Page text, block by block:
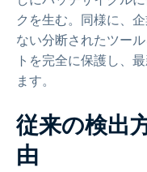
クを生む。同様に、
ない分断されたツー
トを完全に保護し、
ます。
従来の検出
由